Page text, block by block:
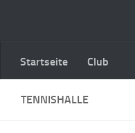
Startseite Club
TENNISHALLE